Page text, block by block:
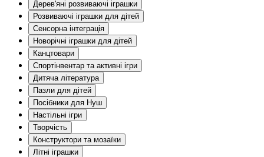
Дерев'яні розвиваючі іграшки
Розвиваючі іграшки для дітей
Сенсорна інтеграція
Новорічні іграшки для дітей
Канцтовари
Спортінвентар та активні ігри
Дитяча література
Пазли для дітей
Посібники для Нуш
Настільні ігри
Творчість
Конструктори та мозаїки
Літні іграшки